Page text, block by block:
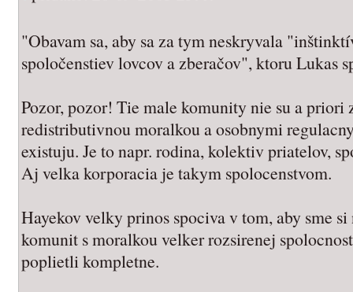
"Obavam sa, aby sa za tym neskryvala
spoločenstiev lovcov a zberačov", ktoru Lukas
Pozor, pozor! Tie male komunity nie su a
redistributivnou moralkou a osobnymi
existuju. Je to napr. rodina, kolektiv priatelov,
Aj velka korporacia je takym spolocenstvom.
Hayekov velky prinos spociva v tom, aby sme
komunit s moralkou velker rozsirenej
poplietli kompletne.